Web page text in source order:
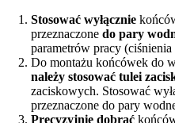
Stosować wyłącznie
przeznaczone do pary
parametrów pracy
Do montażu końcówek do
należy stosować tulei
zaciskowych. Stosować
przeznaczone do pary
Precyzyjnie dobrać